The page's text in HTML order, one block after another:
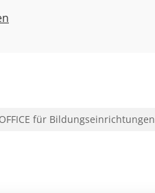
für Bildungseinrichtungen